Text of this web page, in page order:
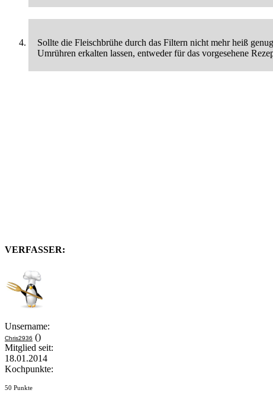
Sollte die Fleischbrühe durch das Filtern nicht mehr heiß
Umrühren erkalten lassen, entweder für das vorgesehene
VERFASSER:
Unsername:
Chris2936 ()
Mitglied seit:
18.01.2014
Kochpunkte:
50 Punkte